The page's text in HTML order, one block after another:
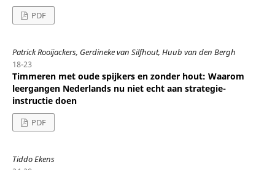
PDF
Patrick Rooijackers, Gerdineke van Silfhout, Huub van den Bergh
18-23
Timmeren met oude spijkers en zonder hout: Waarom
leergangen Nederlands nu niet echt aan strategie-
instructie doen
PDF
Tiddo Ekens